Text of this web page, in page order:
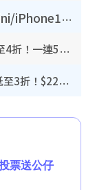
豐澤優惠勁減低至44折！Mac mini/iPhone17Pro大減價！廚房家電$220起
開倉優惠｜尖沙咀名牌行李箱開倉低至4折！一連5日 American Tourister/ace./Hallmark $200起！
廚具開倉｜特福Tefal廚具/家電開倉低至3折！$220起買平底鍋/炒鑊/湯煲！電飯煲/吸塵機/燙斗$418起